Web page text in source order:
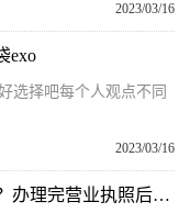
2023/03/16
exo
选择吧每个人观点不同
2023/03/16
个体户营业执照网上办理流程是什么？办理完营业执照后还需要做什么？